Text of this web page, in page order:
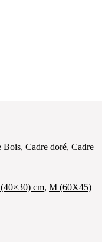
Bois, Cadre doré, Cadre
cm, M (60X45)